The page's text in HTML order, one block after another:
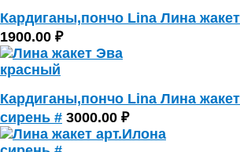
Кардиганы,пончо Lina Лина
1900.00 ₽
Кардиганы,пончо Lina Лина
сирень # 3000.00 ₽